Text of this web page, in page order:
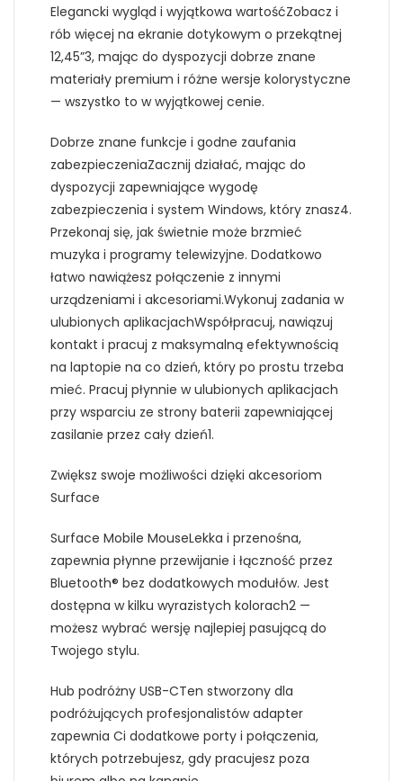
Elegancki wygląd i wyjątkowa wartośćZobacz i
rób więcej na ekranie dotykowym o przekątnej
12,45”3, mając do dyspozycji dobrze znane
materiały premium i różne wersje kolorystyczne
— wszystko to w wyjątkowej cenie.
Dobrze znane funkcje i godne zaufania
zabezpieczeniaZacznij działać, mając do
dyspozycji zapewniające wygodę
zabezpieczenia i system Windows, który znasz4.
Przekonaj się, jak świetnie może brzmieć
muzyka i programy telewizyjne. Dodatkowo
łatwo nawiążesz połączenie z innymi
urządzeniami i akcesoriami.Wykonuj zadania w
ulubionych aplikacjachWspółpracuj, nawiązuj
kontakt i pracuj z maksymalną efektywnością
na laptopie na co dzień, który po prostu trzeba
mieć. Pracuj płynnie w ulubionych aplikacjach
przy wsparciu ze strony baterii zapewniającej
zasilanie przez cały dzień1.
Zwiększ swoje możliwości dzięki akcesoriom
Surface
Surface Mobile MouseLekka i przenośna,
zapewnia płynne przewijanie i łączność przez
Bluetooth® bez dodatkowych modułów. Jest
dostępna w kilku wyrazistych kolorach2 —
możesz wybrać wersję najlepiej pasującą do
Twojego stylu.
Hub podróżny USB-CTen stworzony dla
podróżujących profesjonalistów adapter
zapewnia Ci dodatkowe porty i połączenia,
których potrzebujesz, gdy pracujesz poza